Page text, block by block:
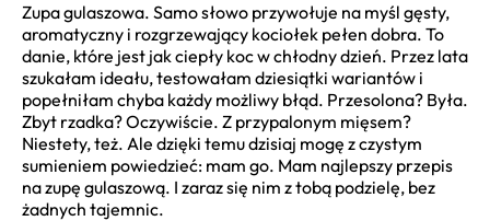
Zupa gulaszowa. Samo słowo przywołuje na myśl gęsty,
aromatyczny i rozgrzewający kociołek pełen dobra. To
danie, które jest jak ciepły koc w chłodny dzień. Przez lata
szukałam ideału, testowałam dziesiątki wariantów i
popełniłam chyba każdy możliwy błąd. Przesolona? Była.
Zbyt rzadka? Oczywiście. Z przypalonym mięsem?
Niestety, też. Ale dzięki temu dzisiaj mogę z czystym
sumieniem powiedzieć: mam go. Mam najlepszy przepis
na zupę gulaszową. I zaraz się nim z tobą podzielę, bez
żadnych tajemnic.